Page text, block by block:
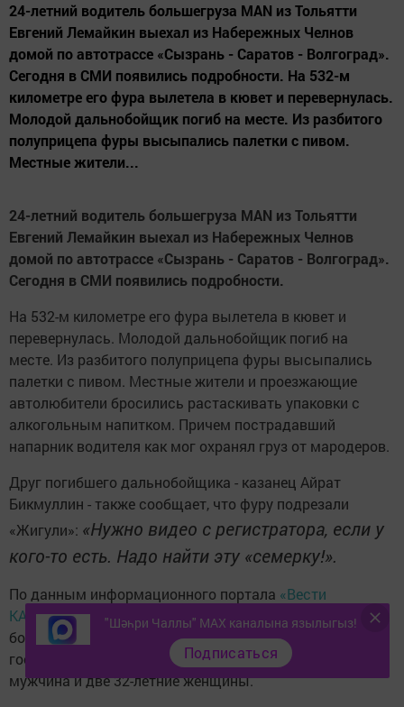
24-летний водитель большегруза MAN из Тольятти
Евгений Лемайкин выехал из Набережных Челнов
домой по автотрассе «Сызрань - Саратов - Волгоград».
Сегодня в СМИ появились подробности. На 532-м
километре его фура вылетела в кювет и перевернулась.
Молодой дальнобойщик погиб на месте. Из разбитого
полуприцепа фуры высыпались палетки с пивом.
Местные жители...
24-летний водитель большегруза MAN из Тольятти
Евгений Лемайкин выехал из Набережных Челнов
домой по автотрассе «Сызрань - Саратов - Волгоград».
Сегодня в СМИ появились подробности.
На 532-м километре его фура вылетела в кювет и
перевернулась. Молодой дальнобойщик погиб на
месте. Из разбитого полуприцепа фуры высыпались
палетки с пивом. Местные жители и проезжающие
автолюбители бросились растаскивать упаковки с
алкогольным напитком. Причем пострадавший
напарник водителя как мог охранял груз от мародеров.
Друг погибшего дальнобойщика - казанец Айрат
Бикмуллин - также сообщает, что фуру подрезали
«Жигули»: «Нужно видео с регистратора, если у
кого-то есть. Надо найти эту «семерку!».
По данным информационного портала «Вести
КАМАЗа», ДТП произошло в минувший понедельник. В
больницу с различными травмами были
госпитализированы три пассажира фуры - 25-летний
мужчина и две 32-летние женщины.
"Шәһри Чаллы" MAX каналына язылыгыз!
Подписаться